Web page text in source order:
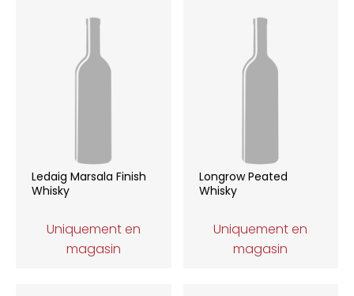
Ledaig Marsala Finish
Whisky
Uniquement en
magasin
Longrow Peated
Whisky
Uniquement en
magasin